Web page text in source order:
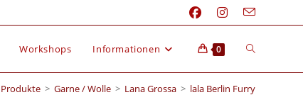
Workshops Informationen 0
Produkte > Garne / Wolle > Lana Grossa > lala Berlin Furry